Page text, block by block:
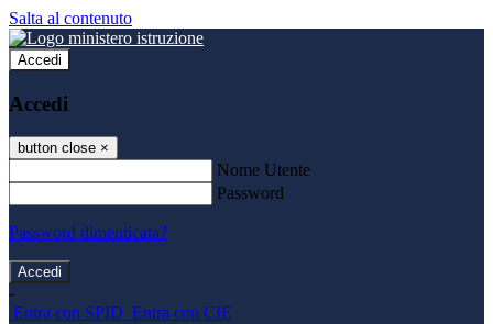
Salta al contenuto
Accedi
Accedi
button close ×
Nome Utente
Password
Password dimenticata?
-
Entra con SPID Entra con CIE